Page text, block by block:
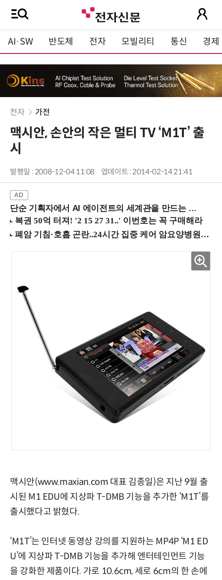
AI·SW 반도체 전자 모빌리티 통신 경제
전자 가전
맥시안, 손안의 작은 멀티 TV ‘M1T’ 출
시
발행일 : 2008-12-04 11:08 업데이트 : 2014-02-14 21:41
단순 기획자에서 AI 에이전트의 세계관을 만드는 지식 설계자로.. (8/20 강남역)
맥시안(www.maxian.com 대표 김종일)은 지난 9월 출
시된 M1 EDU에 지상파 T-DMB 기능을 추가한 ‘M1T’를
출시했다고 밝혔다.
‘M1T’는 인터넷 동영상 강의를 지원하는 MP4P ‘M1 ED
U’에 지상파 T-DMB 기능을 추가해 엔터테인먼트 기능
을 강화한 제품이다. 가로 10.6cm, 세로 6cm의 한 손에